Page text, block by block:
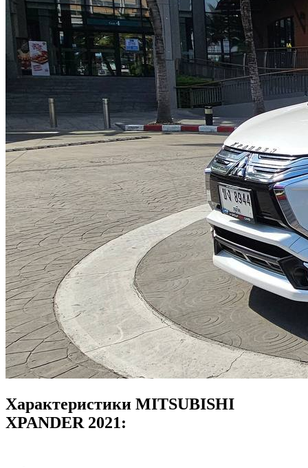
Характеристики MITSUBISHI
XPANDER 2021: